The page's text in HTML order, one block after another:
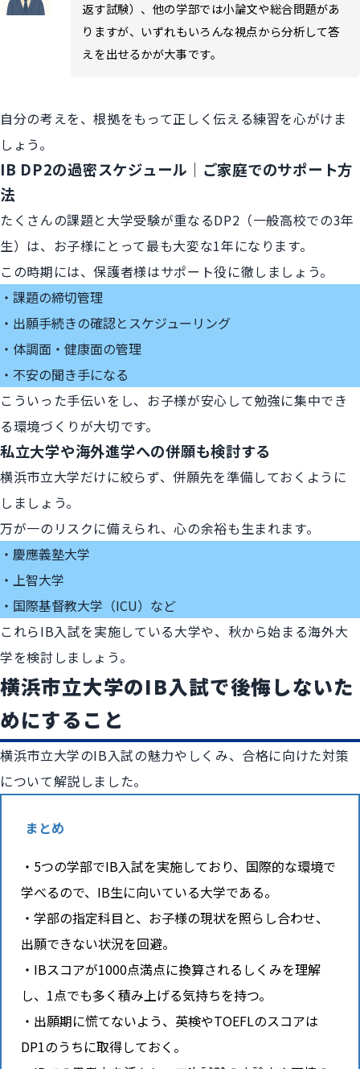
返す試験）、他の学部では小論文や総合問題があ
りますが、いずれもいろんな視点から分析して答
えを出せるかが大事です。
自分の考えを、根拠をもって正しく伝える練習を心がけま
しょう。
IB DP2の過密スケジュール｜ご家庭でのサポート方
法
たくさんの課題と大学受験が重なるDP2（一般高校での3年
生）は、お子様にとって最も大変な1年になります。
この時期には、保護者様はサポート役に徹しましょう。
課題の締切管理
出願手続きの確認とスケジューリング
体調面・健康面の管理
不安の聞き手になる
こういった手伝いをし、お子様が安心して勉強に集中でき
る環境づくりが大切です。
私立大学や海外進学への併願も検討する
横浜市立大学だけに絞らず、併願先を準備しておくように
しましょう。
万が一のリスクに備えられ、心の余裕も生まれます。
慶應義塾大学
上智大学
国際基督教大学（ICU）など
これらIB入試を実施している大学や、秋から始まる海外大
学を検討しましょう。
横浜市立大学のIB入試で後悔しないた
めにすること
横浜市立大学のIB入試の魅力やしくみ、合格に向けた対策
について解説しました。
まとめ
5つの学部でIB入試を実施しており、国際的な環境で
学べるので、IB生に向いている大学である。
学部の指定科目と、お子様の現状を照らし合わせ、
出願できない状況を回避。
IBスコアが1000点満点に換算されるしくみを理解
し、1点でも多く積み上げる気持ちを持つ。
出願期に慌てないよう、英検やTOEFLのスコアは
DP1のうちに取得しておく。